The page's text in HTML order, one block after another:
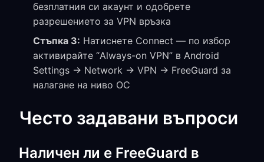
безплатния си акаунт и одобрете
разрешението за VPN връзка
Стъпка 3: Натиснете Connect — по избор
активирайте “Always-on VPN” в Android
Settings → Network → VPN → FreeGuard за
налагане на ниво ОС
Често задавани въпроси
Наличен ли е FreeGuard в